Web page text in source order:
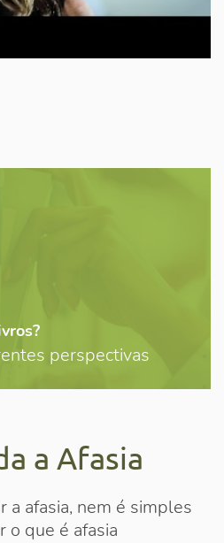
perspectivas
a Afasia
a afasia, nem é simples
o que é afasia